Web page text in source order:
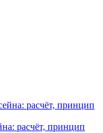
расчёт, принцип